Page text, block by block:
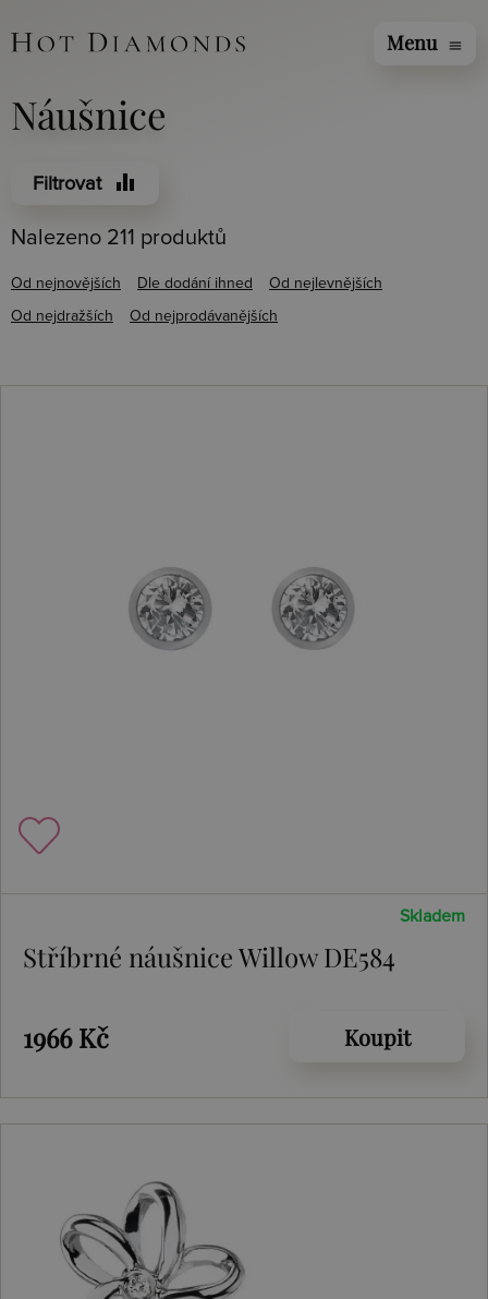
Menu menu
Náušnice
Filtrovat equalizer
Nalezeno 211 produktů
Od nejnovějších Dle dodání ihned Od nejlevnějších
Od nejdražších Od nejprodávanějších
Skladem
Stříbrné náušnice Willow DE584
1966 Kč Koupit